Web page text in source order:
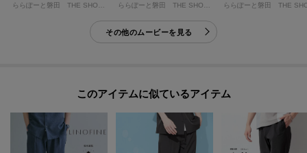
その他のムービーを見る
このアイテムに似ているアイテム